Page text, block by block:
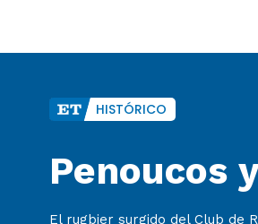
HISTÓRICO
Penoucos
El rugbier surgido del Club de